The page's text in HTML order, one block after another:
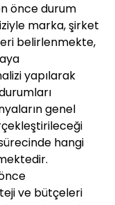
önce durum
marka, şirket
belirlenmekte,
yapılarak
genel
hangi
ve bütçeleri